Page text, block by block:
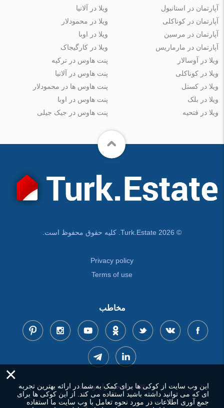
آپارتمان در استانبول
آپارتمان در کوناکلی
آپارتمان در مرسین
آپارتمان در مارماریس
ویلا در آلانیا
ویلا در محمودلار
ویلا در اوبا
ویلا در کارگیجاک
ویلا در آوسالار
ویلا در کوناکلی
ویلا در کستل
ویلا در بلک
ویلا در فتحیه
پنت هاوس در ترکیه
پنت هاوس در آلانیا
پنت هاوس ها در محمودلار
پنت هاوس در اوبا
پنت هاوس در جیک جیلی
© Turk.Estate 2026. کلیه حقوق محفوظ است.
Privacy policy
Terms of use
مخاطب
پیام خود را بنویسید
×
این وب سایت از کوکی ها برای کمک به شما در ارائه بهترین تجربه
ای که می توانید داشته باشید استفاده می کند. از این کوکی ها برای
جمع آوری اطلاعات در مورد نحوه تعامل با وب سایت ما استفاده